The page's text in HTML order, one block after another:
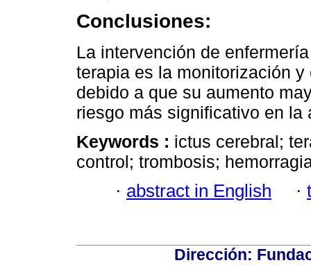
Conclusiones:
La intervención de
terapia es la monitorización
debido a que su aumento
riesgo más significativo en la
Keywords : ictus cerebral;
control; trombosis;
· abstract in English ·
Dirección: